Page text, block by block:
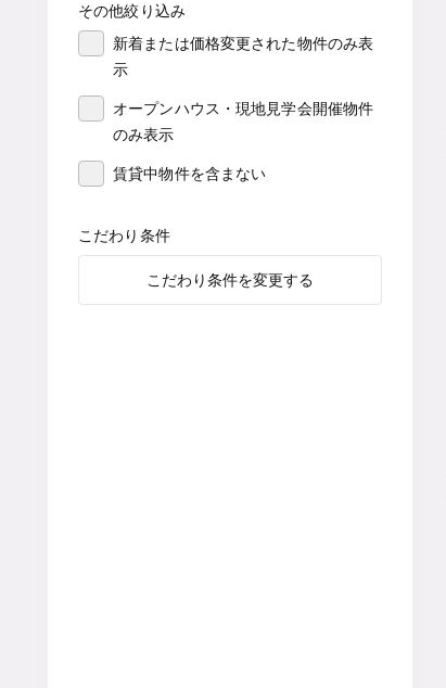
その他絞り込み
新着または価格変更された物件のみ表
示
オープンハウス・現地見学会開催物件
のみ表示
賃貸中物件を含まない
こだわり条件
こだわり条件を変更する